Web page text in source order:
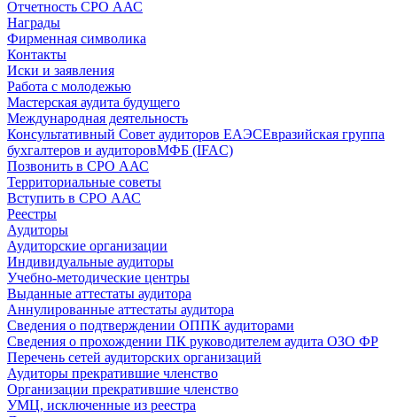
Отчетность СРО ААС
Награды
Фирменная символика
Контакты
Иски и заявления
Работа с молодежью
Мастерская аудита будущего
Международная деятельность
Консультативный Совет аудиторов ЕАЭСЕвразийская группа
бухгалтеров и аудиторовМФБ (IFAC)
Позвонить в СРО ААС
Территориальные советы
Вступить в СРО ААС
Реестры
Аудиторы
Аудиторские организации
Индивидуальные аудиторы
Учебно-методические центры
Выданные аттестаты аудитора
Аннулированные аттестаты аудитора
Сведения о подтверждении ОППК аудиторами
Сведения о прохождении ПК руководителем аудита ОЗО ФР
Перечень сетей аудиторских организаций
Аудиторы прекратившие членство
Организации прекратившие членство
УМЦ, исключенные из реестра